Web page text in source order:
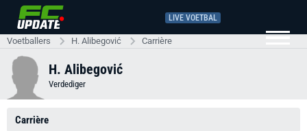
LIVE VOETBAL
Voetballers H. Alibegović Carrière
H. Alibegović
Verdediger
Carrière